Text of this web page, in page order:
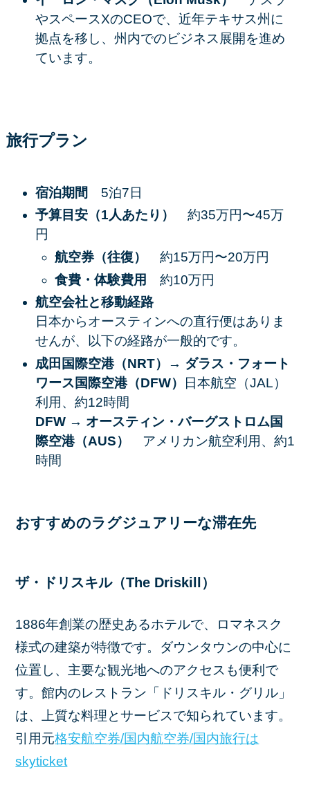
やスペースXのCEOで、近年テキサス州に
拠点を移し、州内でのビジネス展開を進め
ています。​
旅行プラン
宿泊期間 5泊7日​
予算目安（1人あたり） 約35万円〜45万
円​
航空券（往復） 約15万円〜20万円​
食費・体験費用 約10万円​
航空会社と移動経路
日本からオースティンへの直行便はありま
せんが、以下の経路が一般的です。​
成田国際空港（NRT）→ ダラス・フォート
ワース国際空港（DFW）
日本航空（JAL）
利用、約12時間​
DFW → オースティン・バーグストロム国
際空港（AUS）
アメリカン航空利用、約1
時間​
おすすめのラグジュアリーな滞在先
ザ・ドリスキル（The Driskill）
1886年創業の歴史あるホテルで、ロマネスク
様式の建築が特徴です。​ダウンタウンの中心に
位置し、主要な観光地へのアクセスも便利で
す。​館内のレストラン「ドリスキル・グリル」
は、上質な料理とサービスで知られています。
引用元​格安航空券/国内航空券/国内旅行は
skyticket